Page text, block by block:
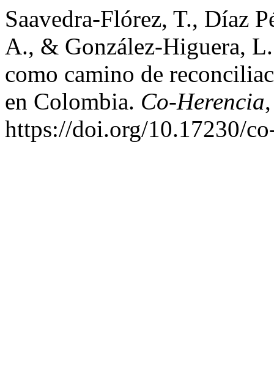
Saavedra-Flórez, T., Díaz
A., & González-Higuera,
como camino de
en Colombia. Co-Herencia
https://doi.org/10.17230/